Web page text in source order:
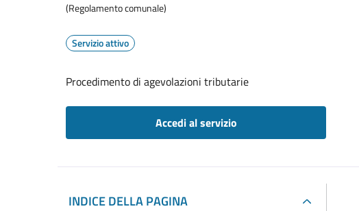
(Regolamento comunale)
Servizio attivo
Procedimento di agevolazioni tributarie
Accedi al servizio
INDICE DELLA PAGINA